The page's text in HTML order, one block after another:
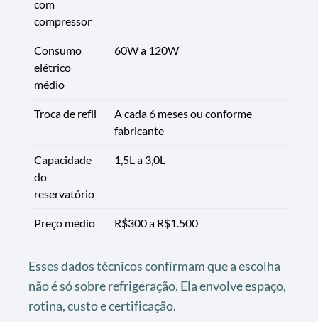
com
compressor
Consumo
elétrico
médio
60W a 120W
Troca de refil
A cada 6 meses ou conforme
fabricante
Capacidade
do
reservatório
1,5L a 3,0L
Preço médio R$300 a R$1.500
Esses dados técnicos confirmam que a escolha
não é só sobre refrigeração. Ela envolve espaço,
rotina, custo e certificação.